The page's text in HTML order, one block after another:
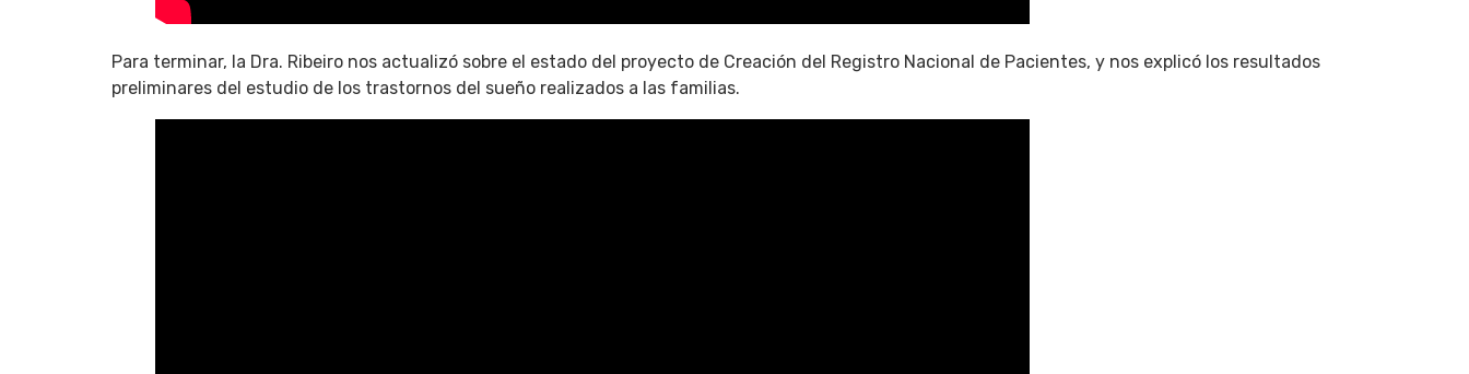
Para terminar, la Dra. Ribeiro nos actualizó sobre el estado del proyecto de Creación del Registro Nacional de Pacientes, y nos explicó los resultados
preliminares del estudio de los trastornos del sueño realizados a las familias.